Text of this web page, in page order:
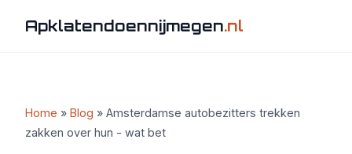
Apklatendoennijmegen.nl
Home » Blog » Amsterdamse autobezitters trekken
zakken over hun - wat bet